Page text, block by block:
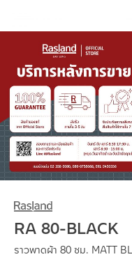
RA 80-BLACK
ราวพาดผ้า 80 ซม. MATT